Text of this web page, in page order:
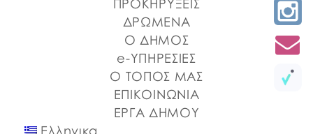
ΠΡΟΚΗΡΥΞΕΙΣ
ΔΡΩΜΕΝΑ
Ο ΔΗΜΟΣ
e-ΥΠΗΡΕΣΙΕΣ
Ο ΤΟΠΟΣ ΜΑΣ
ΕΠΙΚΟΙΝΩΝΙΑ
ΕΡΓΑ ΔΗΜΟΥ
Ελληνικα